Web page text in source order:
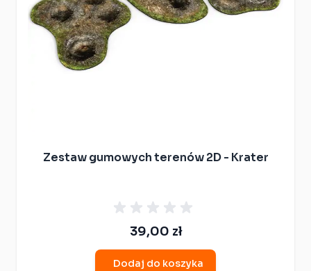
Zestaw gumowych terenów 2D - Krater
39,00 zł
Dodaj do koszyka